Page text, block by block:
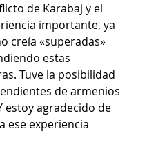
de Karabaj y el
importante, ya
creía «superadas»
estas
Tuve la posibilidad
de armenios
estoy agradecido de
ese experiencia